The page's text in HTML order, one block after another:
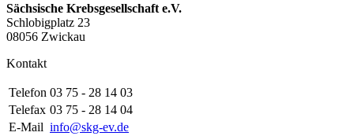
Sächsische Krebsgesellschaft e.V.
Schlobigplatz 23
08056 Zwickau
Kontakt
Telefon 03 75 - 28 14 03
Telefax 03 75 - 28 14 04
E-Mail info@skg-ev.de